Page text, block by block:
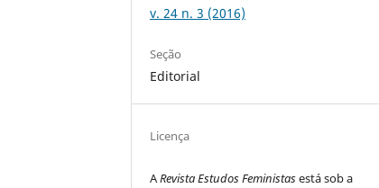
v. 24 n. 3 (2016)
Seção
Editorial
Licença
ARevista Estudos Feministasestá sob a